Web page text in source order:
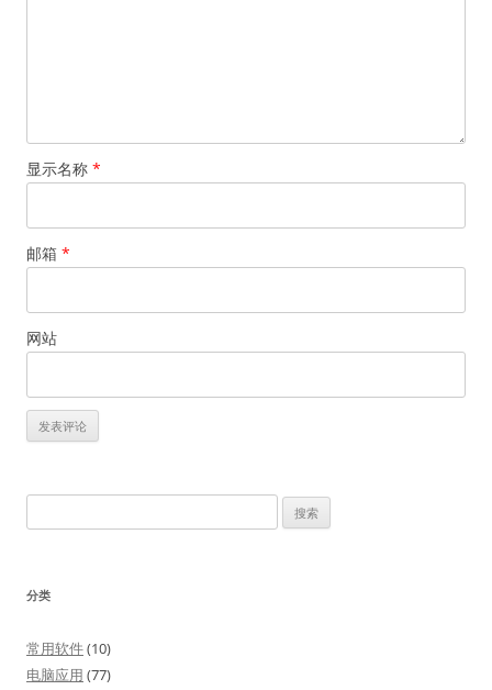
显示名称 *
邮箱 *
网站
索：
分类
常用软件(10)
电脑应用 (77)